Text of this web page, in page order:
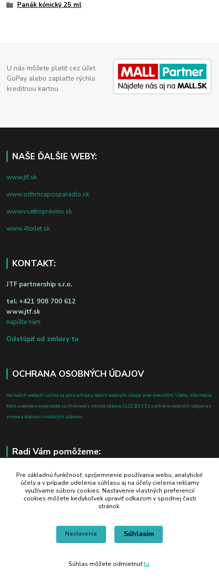
Panák kónický 25 ml
U nás môžete platiť cez účet
GoPay alebo zaplaťte rýchlo
kreditnou kartou.
NAŠE ĎALŠIE WEBY:
www.jtf.sk
www.odhrncaposparadlo.sk
www.vsetkoprevino.sk
www.4toilet.sk
KONTAKT:
JTF partnership s.r.o.
tel: +421 908 700 612
www.jtf.sk
napíšte nám
Odstúpiť od zmluvy tu
OCHRANA OSOBNÝCH ÚDAJOV
Na našich weboch ručíme za plnú ochranu Vašich osobných údajov pred zneužitím. Všetky informácie,
ktoré uvediete o svojej osobe, sú chránené v zmysle zákona č.122/2013 Z.z. o ochrane osobných údajov a o
zmene a doplnení niektorých zákonov.
Radi Vám pomôžeme:
+421 908 700 612
po-pia: 8.00 - 16.00
business@jtf.sk
Pre základnú funkčnosť, spríjemnenie používania webu, analytické
účely a v prípade udelenia súhlasu aj na účely cielenia reklamy
využívame súbory cookies. Nastavenie vlastných preferencií
cookies môžete kedykoľvek upraviť odkazom v spodnej časti
stránok.
Nastavenia Súhlasím
Súhlas môžete odmietnuťtu.